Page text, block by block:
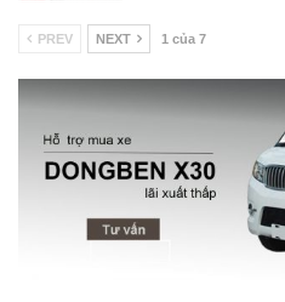
PREV NEXT 1 của 7